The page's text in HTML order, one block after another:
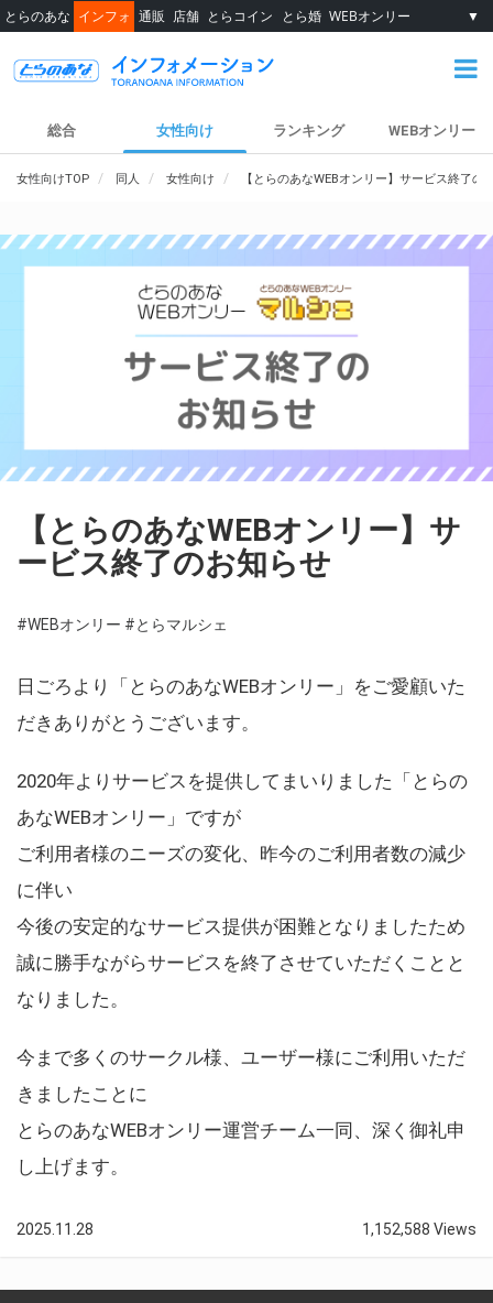
とらのあな インフォ 通販 店舗 とらコイン とら婚 WEBオンリー ▼
総合 女性向け ランキング WEBオンリー
女性向けTOP 同人 女性向け 【とらのあなWEBオンリー】サービス終了の
【とらのあなWEBオンリー】サ
ービス終了のお知らせ
#WEBオンリー #とらマルシェ
日ごろより「とらのあなWEBオンリー」をご愛顧いた
だきありがとうございます。
2020年よりサービスを提供してまいりました「とらの
あなWEBオンリー」ですが
ご利用者様のニーズの変化、昨今のご利用者数の減少
に伴い
今後の安定的なサービス提供が困難となりましたため
誠に勝手ながらサービスを終了させていただくことと
なりました。
今まで多くのサークル様、ユーザー様にご利用いただ
きましたことに
とらのあなWEBオンリー運営チーム一同、深く御礼申
し上げます。
2025.11.28 1,152,588 Views